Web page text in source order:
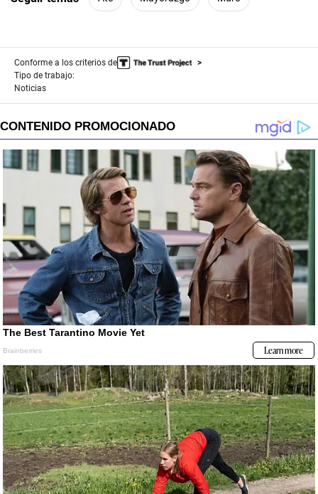
Conforme a los criterios de
Tipo de trabajo:
Noticias